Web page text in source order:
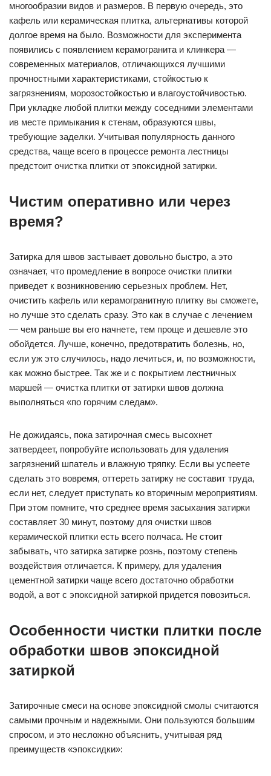
многообразии видов и размеров. В первую очередь, это
кафель или керамическая плитка, альтернативы которой
долгое время на было. Возможности для эксперимента
появились с появлением керамогранита и клинкера —
современных материалов, отличающихся лучшими
прочностными характеристиками, стойкостью к
загрязнениям, морозостойкостью и влагоустойчивостью.
При укладке любой плитки между соседними элементами
ив месте примыкания к стенам, образуются швы,
требующие заделки. Учитывая популярность данного
средства, чаще всего в процессе ремонта лестницы
предстоит очистка плитки от эпоксидной затирки.
Чистим оперативно или через
время?
Затирка для швов застывает довольно быстро, а это
означает, что промедление в вопросе очистки плитки
приведет к возникновению серьезных проблем. Нет,
очистить кафель или керамогранитную плитку вы сможете,
но лучше это сделать сразу. Это как в случае с лечением
— чем раньше вы его начнете, тем проще и дешевле это
обойдется. Лучше, конечно, предотвратить болезнь, но,
если уж это случилось, надо лечиться, и, по возможности,
как можно быстрее. Так же и с покрытием лестничных
маршей — очистка плитки от затирки швов должна
выполняться «по горячим следам».
Не дожидаясь, пока затирочная смесь высохнет
затвердеет, попробуйте использовать для удаления
загрязнений шпатель и влажную тряпку. Если вы успеете
сделать это вовремя, оттереть затирку не составит труда,
если нет, следует приступать ко вторичным мероприятиям.
При этом помните, что среднее время засыхания затирки
составляет 30 минут, поэтому для очистки швов
керамической плитки есть всего полчаса. Не стоит
забывать, что затирка затирке рознь, поэтому степень
воздействия отличается. К примеру, для удаления
цементной затирки чаще всего достаточно обработки
водой, а вот с эпоксидной затиркой придется повозиться.
Особенности чистки плитки после
обработки швов эпоксидной
затиркой
Затирочные смеси на основе эпоксидной смолы считаются
самыми прочным и надежными. Они пользуются большим
спросом, и это несложно объяснить, учитывая ряд
преимуществ «эпоксидки»: